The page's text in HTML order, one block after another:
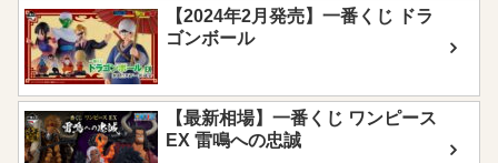
【2024年2月発売】一番くじ ドラ
ゴンボール
【最新相場】一番くじ ワンピース
EX 雷鳴への忠誠